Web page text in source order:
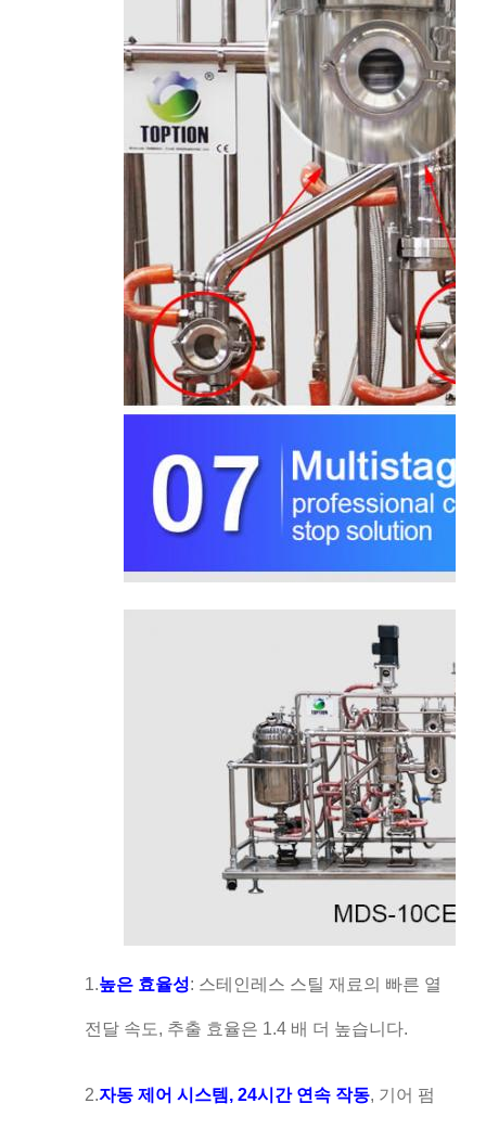
1.높은 효율성: 스테인레스 스틸 재료의 빠른 열
전달 속도, 추출 효율은 1.4 배 더 높습니다.
2.자동 제어 시스템, 24시간 연속 작동, 기어 펌